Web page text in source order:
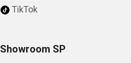
TikTok
SP